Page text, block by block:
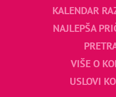
KALENDAR
NAJLEPŠA
VIŠE O
USLOVI